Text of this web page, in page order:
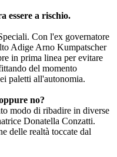
essere a rischio.
Con l'ex governatore
Adige Arno Kumpatscher
in prima linea per evitare
del momento
paletti all'autonomia.
no?
modo di ribadire in diverse
Donatella Conzatti.
delle realtà toccate dal